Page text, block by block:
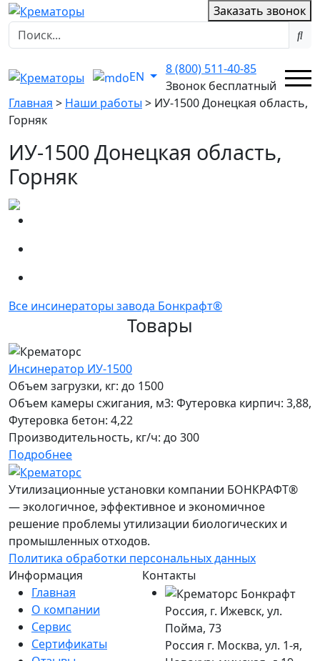
Заказать звонок
EN
8 (800) 511-40-85
Звонок бесплатный
Главная > Наши работы > ИУ-1500 Донецкая область,
Горняк
ИУ-1500 Донецкая область,
Горняк
Все инсинераторы завода Бонкрафт®
Товары
Инсинератор ИУ-1500
Объем загрузки, кг: до 1500
Объем камеры сжигания, м3: Футеровка кирпич: 3,88,
Футеровка бетон: 4,22
Производительность, кг/ч: до 300
Подробнее
Утилизационные установки компании БОНКРАФТ®
— экологичное, эффективное и экономичное
решение проблемы утилизации биологических и
промышленных отходов.
Политика обработки персональных данных
Информация
Главная
О компании
Сервис
Сертификаты
Контакты
Россия, г. Ижевск, ул.
Пойма, 73
Россия г. Москва, ул. 1-я,